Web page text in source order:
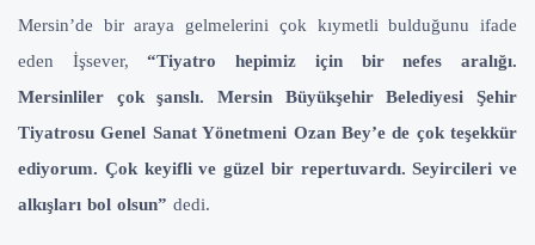
Mersin’de bir araya gelmelerini çok kıymetli bulduğunu ifade
eden İşsever,“Tiyatro hepimiz için bir nefes aralığı.
Mersinliler çok şanslı. Mersin Büyükşehir Belediyesi Şehir
Tiyatrosu Genel Sanat Yönetmeni Ozan Bey’e de çok teşekkür
ediyorum. Çok keyifli ve güzel bir repertuvardı. Seyircileri ve
alkışları bol olsun” dedi.